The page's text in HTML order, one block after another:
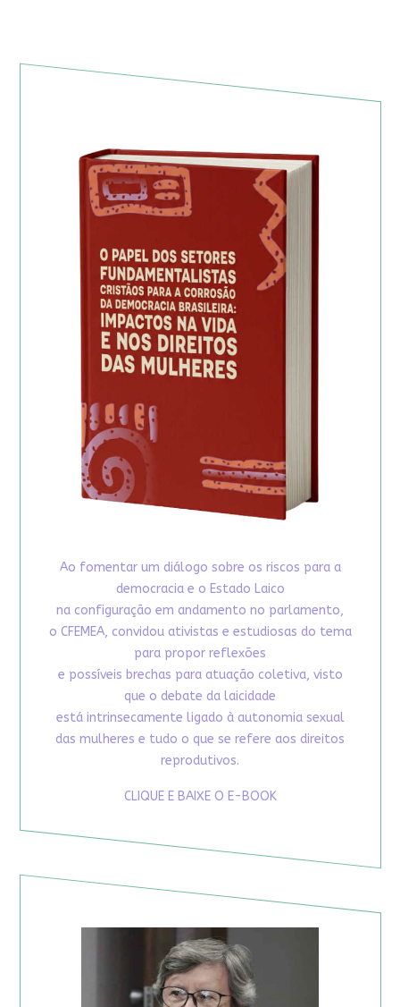
Ao fomentar um diálogo sobre os riscos para a
democracia e o Estado Laico
na configuração em andamento no parlamento,
o CFEMEA, convidou ativistas e estudiosas do tema
para propor reflexões
e possíveis brechas para atuação coletiva, visto
que o debate da laicidade
está intrinsecamente ligado à autonomia sexual
das mulheres e tudo o que se refere aos direitos
reprodutivos.
CLIQUE E BAIXE O E-BOOK